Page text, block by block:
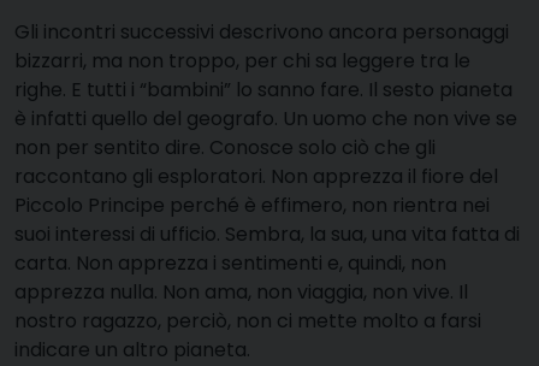
Gli incontri successivi descrivono ancora personaggi
bizzarri, ma non troppo, per chi sa leggere tra le
righe. E tutti i “bambini” lo sanno fare. Il sesto pianeta
è infatti quello del geografo. Un uomo che non vive se
non per sentito dire. Conosce solo ciò che gli
raccontano gli esploratori. Non apprezza il fiore del
Piccolo Principe perché è effimero, non rientra nei
suoi interessi di ufficio. Sembra, la sua, una vita fatta di
carta. Non apprezza i sentimenti e, quindi, non
apprezza nulla. Non ama, non viaggia, non vive. Il
nostro ragazzo, perciò, non ci mette molto a farsi
indicare un altro pianeta.